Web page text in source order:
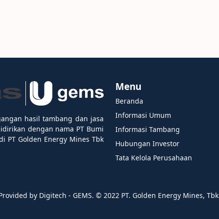
hasil tambang dan jasa
dengan nama PT Bumi
PT Golden Energy Mines Tbk
Menu
Beranda
Informasi Umum
Informasi Tambang
Hubungan Investor
Tata Kelola Perusahaan
by Digitech - GEMS. ©️ 2022 PT. Golden Energy Mines,